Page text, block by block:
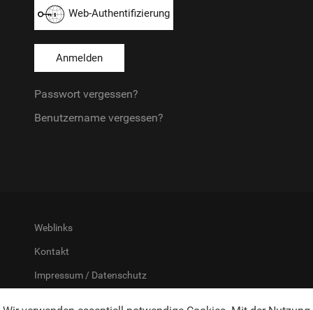
Web-Authentifizierung
Anmelden
Passwort vergessen?
Benutzername vergessen?
Weblinks
Kontakt
Impressum / Datenschutz